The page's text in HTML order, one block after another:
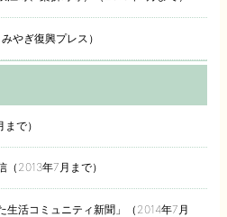
やぎ復興プレス）
で）
（2013年7月まで）
生活コミュニティ新聞」（2014年7月